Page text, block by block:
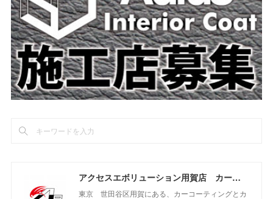
アクセスエボリューション用賀店 カーコーティング・カーメンテナンスの専門店
東京 世田谷区用賀にある、カーコーティングとカ